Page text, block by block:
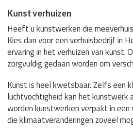
Kunst verhuizen
Heeft u kunstwerken die
Kies dan voor een verhuisbedrijf in
ervaring in het verhuizen van kunst.
zorgvuldig gedaan worden om
Kunst is heel kwetsbaar. Zelfs een
luchtvochtigheid kan het kunstwerk
worden kunstwerken verpakt in een
die klimaatveranderingen zoveel